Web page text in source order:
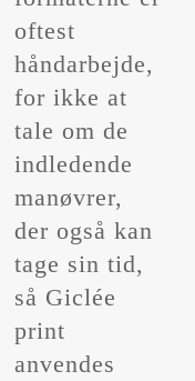
oftest
håndarbejde,
for ikke at
tale om de
indledende
manøvrer,
der også kan
tage sin tid,
så Giclée
print
anvendes